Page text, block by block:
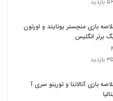
بازی منچستر یونایتد و اورتون
برتر انگلیس
بازی آتالانتا و تورینو سری آ